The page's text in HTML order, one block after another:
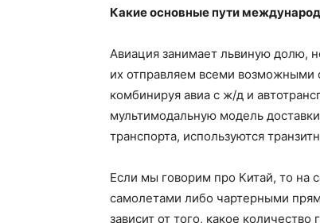
Какие основные пути
Авиация занимает львиную долю,
их отправляем всеми возможными
комбинируя авиа с ж/д и
мультимодальную модель
транспорта, используются
Если мы говорим про Китай, то на
самолетами либо чартерными
зависит от того, какое